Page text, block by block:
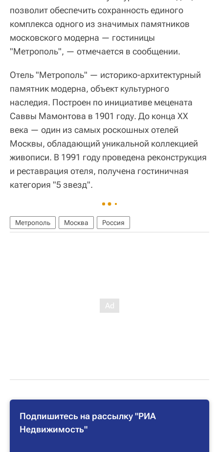
позволит обеспечить сохранность единого
комплекса одного из значимых памятников
московского модерна — гостиницы
"Метрополь", — отмечается в сообщении.
Отель "Метрополь" — историко-архитектурный
памятник модерна, объект культурного
наследия. Построен по инициативе мецената
Саввы Мамонтова в 1901 году. До конца XX
века — один из самых роскошных отелей
Москвы, обладающий уникальной коллекцией
живописи. В 1991 году проведена реконструкция
и реставрация отеля, получена гостиничная
категория "5 звезд".
Метрополь Москва Россия
Подпишитесь на рассылку "РИА
Недвижимость"